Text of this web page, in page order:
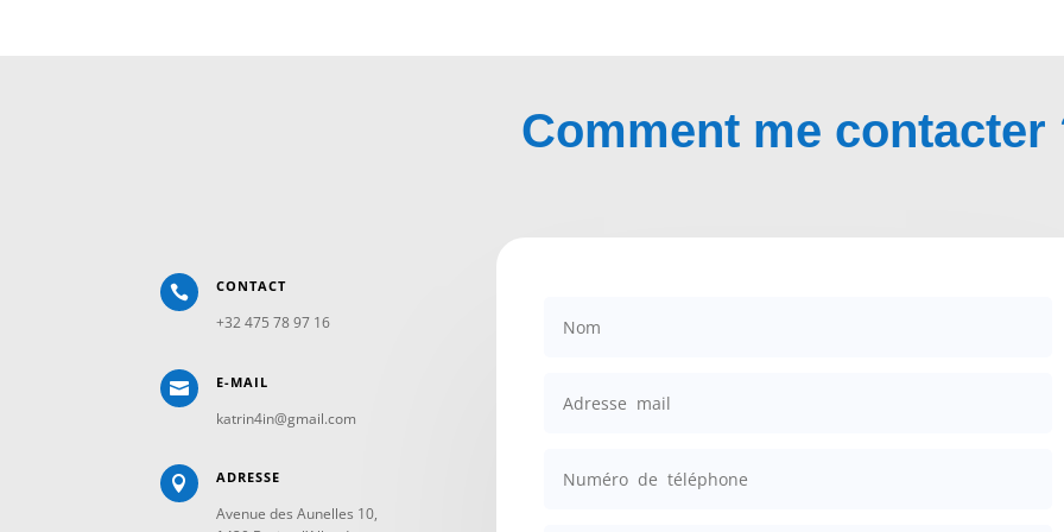
Comment me contacter
 CONTACT
+32 475 78 97 16
 E-MAIL
katrin4in@gmail.com
 ADRESSE
Avenue des Aunelles 10,